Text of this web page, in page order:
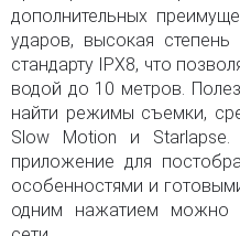
дополнительных
ударов, высокая
стандарту IPX8, что
водой до 10 метров.
найти режимы съемки,
Slow Motion и
приложение для
особенностями и
одним нажатием можно